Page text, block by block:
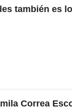
también es
Correa